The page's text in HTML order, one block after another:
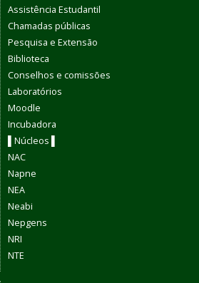
Assistência Estudantil
Chamadas públicas
Pesquisa e Extensão
Biblioteca
Conselhos e comissões
Laboratórios
Moodle
Incubadora
▌Núcleos ▌
NAC
Napne
NEA
Neabi
Nepgens
NRI
NTE